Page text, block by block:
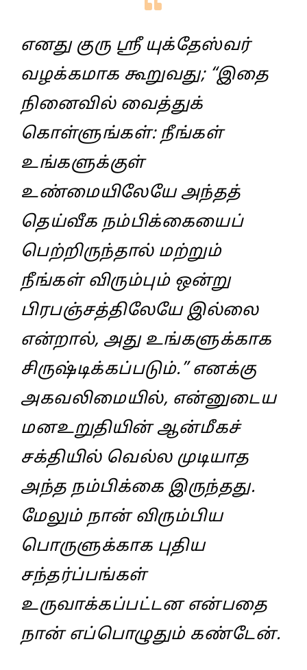
எனது குரு ஸ்ரீ யுக்தேஸ்வர்‌
வழக்கமாக கூறுவது; “இதை
நினைவில்‌ வைத்துக்‌
கொள்ளுங்கள்‌: நீங்கள்‌
உங்களுக்குள்‌
உண்மையிலேயே அந்தத்‌
தெய்வீக நம்பிக்கையைப்‌
பெற்றிருந்தால்‌ மற்றும்‌
நீங்கள்‌ விரும்பும்‌ ஒன்று
பிரபஞ்சத்திலேயே இல்லை
என்றால்‌, அது உங்களுக்காக
சிருஷ்டிக்கப்படும்‌.” எனக்கு
அகவலிமையில்‌, என்னுடைய
மனஉறுதியின்‌ ஆன்மீகச்‌
சக்தியில்‌ வெல்ல முடியாத
அந்த நம்பிக்கை இருந்தது.
மேலும்‌ நான்‌ விரும்பிய
பொருளுக்காக புதிய
சந்தர்ப்பங்கள்‌
உருவாக்கப்பட்டன என்பதை
நான்‌ எப்பொழுதும்‌ கண்டேன்‌.